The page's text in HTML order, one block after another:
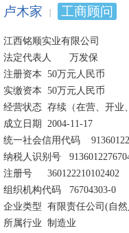
卢木家 工商顾问
江西铭顺实业有限公司
法定代表人	万发保
注册资本	50万元人民币
实缴资本	50万元人民币
经营状态	存续（在营、开业、在册）
成立日期	2004-11-17
统一社会信用代码	91360122767043030G
纳税人识别号	91360122767043030G
注册号	360122210102402
组织机构代码	76704303-0
企业类型	有限责任公司(自然人投资或控股)
所属行业	制造业